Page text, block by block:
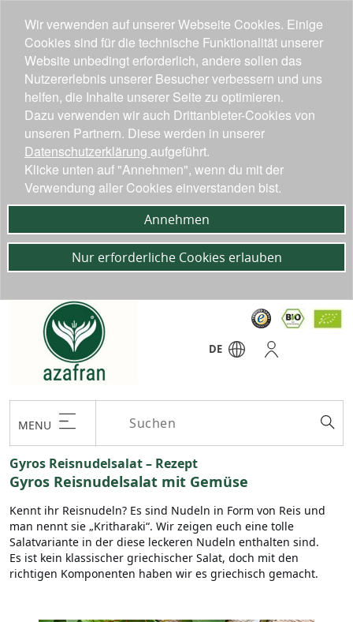
DE
MENU
Gyros Reisnudelsalat – Rezept
Gyros Reisnudelsalat mit Gemüse
Kennt ihr Reisnudeln? Es sind Nudeln in Form von Reis und
man nennt sie „Kritharaki“. Wir zeigen euch eine tolle
Salatvariante in der diese leckeren Nudeln enthalten sind.
Es ist kein klassischer griechischer Salat, doch mit den
richtigen Komponenten haben wir es griechisch gemacht.
Wir verwenden auf unserer Webseite Cookies. Einige
Cookies sind für die technische Funktionalität unserer
Website unbedingt erforderlich, andere sollen das
Nutzererlebnis unserer Besucher verbessern und uns
helfen, die Inhalte unserer Seite zu optimieren.
Dazu verwenden wir auch Drittanbieter-Cookies von
unseren Partnern. Diese werden in unserer
Datenschutzerklärung aufgeführt.
Klicke unten auf "Annehmen", wenn du mit der
Verwendung aller Cookies einverstanden bist.
Annehmen
Nur erforderliche Cookies erlauben